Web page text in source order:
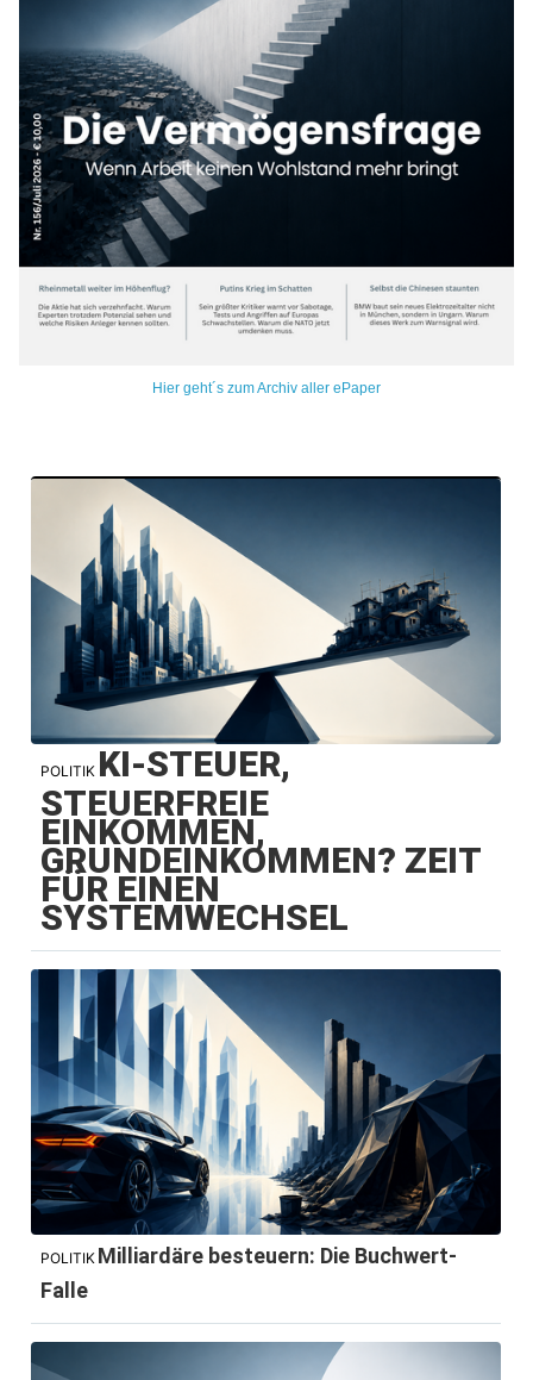
Hier geht´s zum Archiv aller ePaper
POLITIK KI-STEUER,
STEUERFREIE
EINKOMMEN,
GRUNDEINKOMMEN? ZEIT
FÜR EINEN
SYSTEMWECHSEL
POLITIK Milliardäre besteuern: Die Buchwert-
Falle